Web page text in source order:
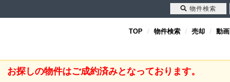
TOP 物件検索 売却 動画
お探しの物件はご成約済みとなっております。
物件検索